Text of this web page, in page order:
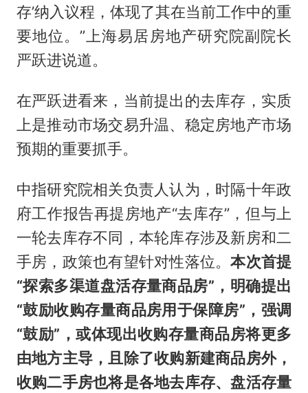
存’纳入议程，体现了其在当前工作中的重
要地位。”上海易居房地产研究院副院长
严跃进说道。
在严跃进看来，当前提出的去库存，实质
上是推动市场交易升温、稳定房地产市场
预期的重要抓手。
中指研究院相关负责人认为，时隔十年政
府工作报告再提房地产“去库存”，但与上
一轮去库存不同，本轮库存涉及新房和二
手房，政策也有望针对性落位。本次首提
“探索多渠道盘活存量商品房”，明确提出
“鼓励收购存量商品房用于保障房”，强调
“鼓励”，或体现出收购存量商品房将更多
由地方主导，且除了收购新建商品房外，
收购二手房也将是各地去库存、盘活存量